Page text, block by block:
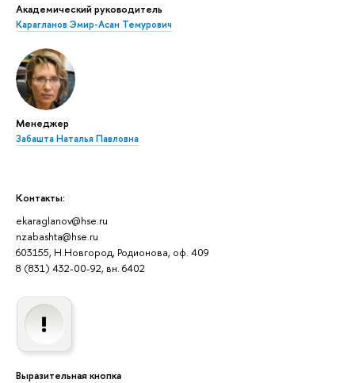
Академический руководитель
Карагланов Эмир-Асан Темурович
Менеджер
Забашта Наталья Павловна
Контакты:
ekaraglanov@hse.ru
nzabashta@hse.ru
603155, Н.Новгород, Родионова, оф. 409
8 (831) 432-00-92, вн. 6402
Выразительная кнопка